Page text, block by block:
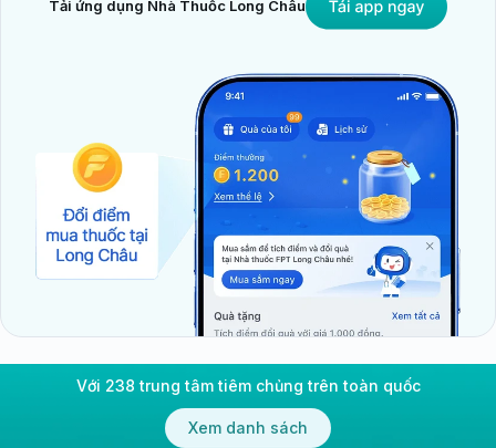
Tải ứng dụng Nhà Thuốc Long Châu
Với 238 trung tâm tiêm chủng trên toàn quốc
Xem danh sách